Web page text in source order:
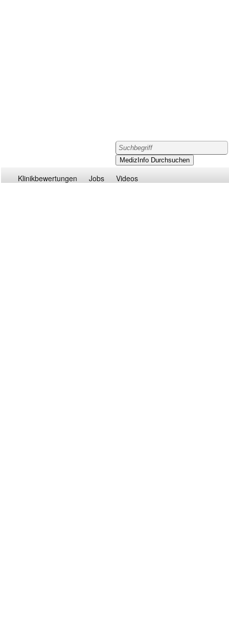
Klinikbewertungen Jobs Videos